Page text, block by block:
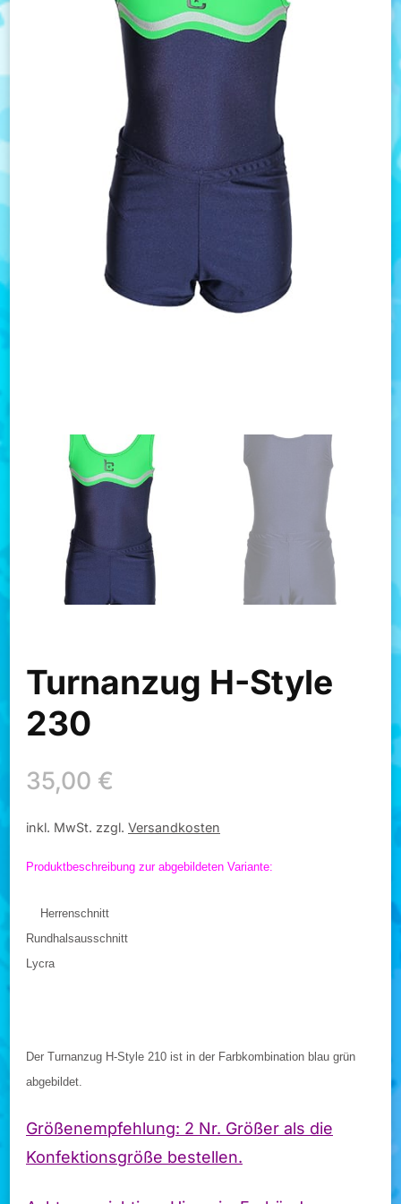
Turnanzug H-Style
230
35,00 €
inkl. MwSt. zzgl. Versandkosten
Produktbeschreibung zur abgebildeten Variante:
Herrenschnitt
Rundhalsausschnitt
Lycra
Der Turnanzug H-Style 210 ist in der Farbkombination blau grün
abgebildet.
Größenempfehlung: 2 Nr. Größer als die
Konfektionsgröße bestellen.